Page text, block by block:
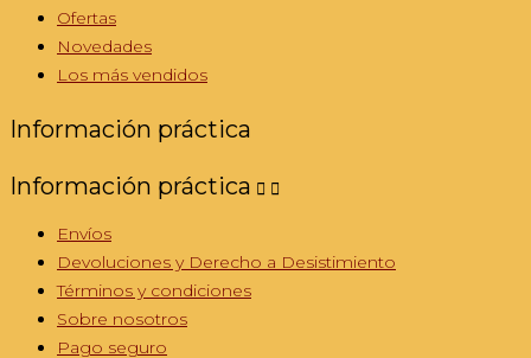
Ofertas
Novedades
Los más vendidos
Información práctica
Información práctica  
Envíos
Devoluciones y Derecho a Desistimiento
Términos y condiciones
Sobre nosotros
Pago seguro